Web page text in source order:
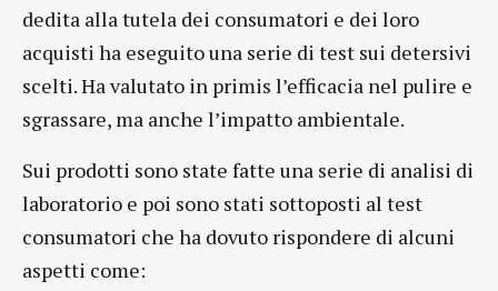
dedita alla tutela dei consumatori e dei loro
acquisti ha eseguito una serie di test sui detersivi
scelti. Ha valutato in primis l’efficacia nel pulire e
sgrassare, ma anche l’impatto ambientale.
Sui prodotti sono state fatte una serie di analisi di
laboratorio e poi sono stati sottoposti al test
consumatori che ha dovuto rispondere di alcuni
aspetti come: